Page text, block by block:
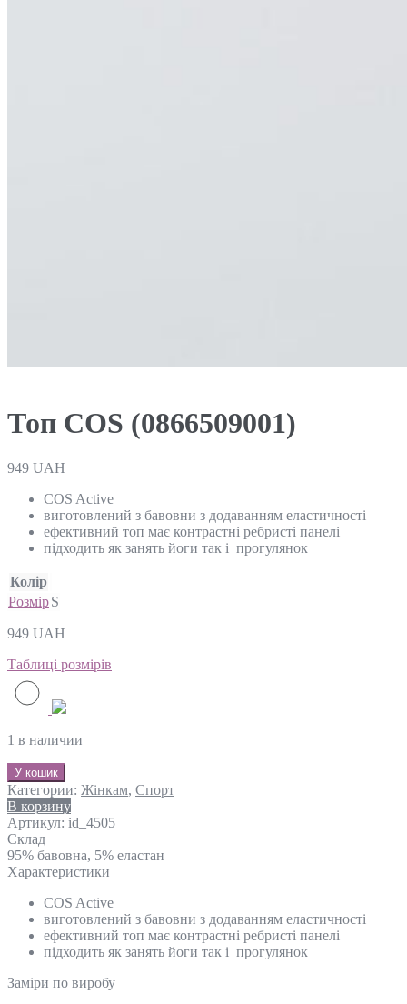
Топ COS (0866509001)
949 UAH
COS Active
виготовлений з бавовни з додаванням еластичності
ефективний топ має контрастні ребристі панелі
підходить як занять йоги так і прогулянок
Колір
РозмірS
949 UAH
Таблиці розмірів
1 в наличии
У кошик
Категории: Жінкам, Спорт
В корзину
Артикул: id_4505
Склад
95% бавовна, 5% еластан
Характеристики
COS Active
виготовлений з бавовни з додаванням еластичності
ефективний топ має контрастні ребристі панелі
підходить як занять йоги так і прогулянок
Замiри по виробу